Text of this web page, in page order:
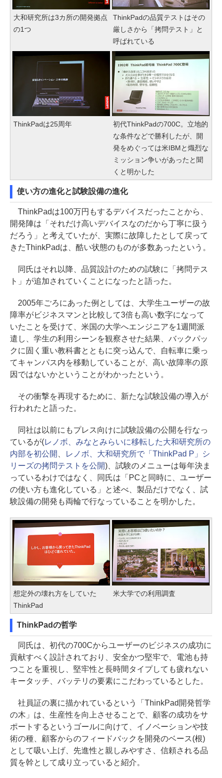
大和研究所は3カ所の開発拠点
の1つ
ThinkPadの品質テストはその
厳しさから「拷問テスト」と
呼ばれている
ThinkPadは25周年
初代ThinkPadの700C。立地的
な条件などで勝利したが、開
発をめぐっては米IBMと熾烈な
ミッション争いがあったと聞
くと明かした
使い方の進化と試験設備の進化
ThinkPadは100万円もするデバイスだったことから、
開発陣は「それだけ高いデバイスなのだから丁寧に扱う
だろう」と考えていたが、実際に故障したとして戻って
きたThinkPadは、酷い状態のものが多数あったという。
同氏はそれ以降、品質設計のための試験に「拷問テス
ト」が追加されていくことになったと語った。
2005年ごろにあった例としては、大学生ユーザーの故
障率がビジネスマンと比較して3倍も高い数字になって
いたことを受けて、米国の大学へエンジニアを1週間派
遣し、学生の利用シーンを観察させた結果、バックパッ
クに固く重い教科書とともに突っ込んで、自転車に乗っ
てキャンパス内を移動していることが、高い故障率の原
因ではないかということがわかったという。
その衝撃を再現するために、新たな試験設備の導入が
行われたと語った。
同社は以前にもプレス向けに試験設備の公開を行なっ
ているが(レノボ、みなとみらいに移転した大和研究所の
内部を初公開
レノボ、大和研究所で「ThinkPad P」シ
リーズの拷問テストを公開)、試験のメニューは毎年決ま
っているわけではなく、同氏は「PCと同時に、ユーザー
の使い方も進化している」と述べ、製品だけでなく、試
験設備の開発も両輪で行なっていることを明かした。
想定外の壊れ方をしていた
ThinkPad
米大学での利用調査
ThinkPadの哲学
同氏は、初代の700Cからユーザーのビジネスの成功に
貢献すべく設計されており、安全かつ堅牢で、電池も持
つことを重視し、堅牢性と長時間タイプしても疲れない
キータッチ、バッテリの要素にこだわっているとした。
社員証の裏に描かれているという「ThinkPad開発哲学
の木」は、生産性を向上させることで、顧客の成功をサ
ポートするというゴールに向けて、イノベーションや技
術の種、顧客からのフィードバックを開発のベース(根)
として吸い上げ、先進性と親しみやすさ、信頼される品
質を幹として成り立っていると紹介。